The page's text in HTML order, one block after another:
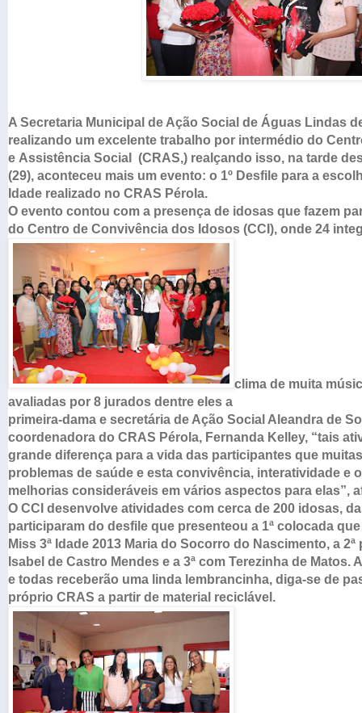
A Secretaria Municipal de Ação Social de Águas Lindas
realizando um excelente trabalho por intermédio do
e Assistência Social (CRAS,) realçando isso, na tarde
(29), aconteceu mais um evento: o 1º Desfile para a
Idade realizado no CRAS Pérola.
O evento contou com a presença de idosas que fazem
do Centro de Convivência dos Idosos (CCI), onde 24
clima de muita
avaliadas por 8 jurados dentre eles a
primeira-dama e secretária de Ação Social Aleandra de
coordenadora do CRAS Pérola, Fernanda Kelley, “tais
grande diferença para a vida das participantes que
problemas de saúde e esta convivência, interatividade e
melhorias consideráveis em vários aspectos para elas”,
O CCI desenvolve atividades com cerca de 200 idosas,
participaram do desfile que presenteou a 1ª colocada
Miss 3ª Idade 2013 Maria do Socorro do Nascimento, a
Isabel de Castro Mendes e a 3ª com Terezinha de Matos.
e todas receberão uma linda lembrancinha, diga-se de
próprio CRAS a partir de material reciclável.